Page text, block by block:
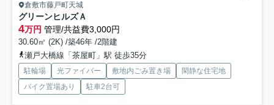
倉敷市藤戸町天城
グリーンヒルズＡ
4万円 管理/共益費3,000円
30.60㎡ (2K) /築46年 /2階建
瀬戸大橋線「茶屋町」駅 徒歩35分
駐輪場 光ファイバー 敷地内ごみ置き場
閑静な住宅地
バイク置場あり
駐車2台可